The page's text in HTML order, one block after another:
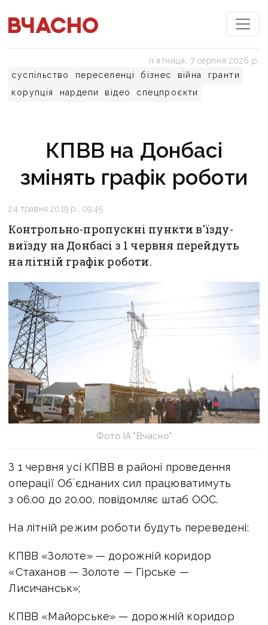
суспільство переселенці бізнес війна
гранти
корупція
нардепи відео спецпроєкти
пʼятниця, 7 серпня 2026 р.
КПВВ на Донбасі
змінять графік роботи
24 травня 2019 р., 09:45
Контрольно-пропускні пункти в'їзду-
виїзду на Донбасі з 1 червня перейдуть
на літній графік роботи.
Фото ІА "Вчасно"
З 1 червня усі КПВВ в районі проведення
операції Об`єднаних сил працюватимуть
з 06.00 до 20.00, повідомляє штаб ООС.
На літній режим роботи будуть переведені:
КПВВ «Золоте» — дорожній коридор
«Стаханов — Золоте — Гірське —
Лисичанськ»;
КПВВ «Майорське» — дорожній коридор